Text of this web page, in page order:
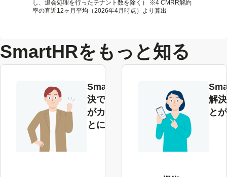
し、退会処理を行ったテナント数を除く） ※4 CMRR解約
率の直近12ヶ月平均（2026年4月時点）より算出
SmartHRをもっと知る
SmartHRで解
決できる課題
がカテゴリご
とにわかる
解
と